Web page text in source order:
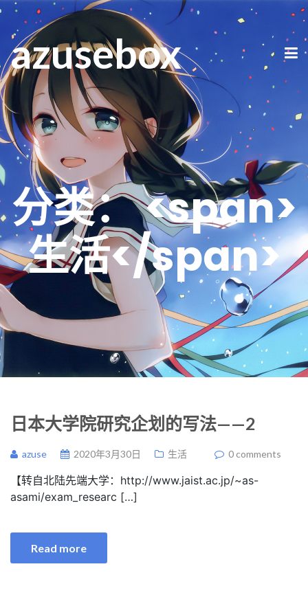
azusebox
分类： <span>
生活</span>
日本大学院研究企划的写法——2
azuse 2020年3月30日 生活 0 comments
【转自北陆先端大学：http://www.jaist.ac.jp/~as-
asami/exam_researc […]
Read more